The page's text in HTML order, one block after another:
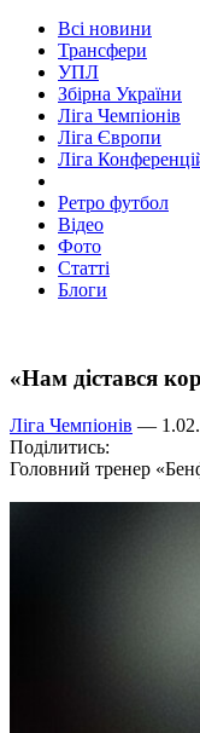
Всі новини
Трансфери
УПЛ
Збірна України
Ліга Чемпіонів
Ліга Європи
Ліга
Ретро футбол
Відео
Фото
Статті
Блоги
«Нам дістався
Ліга Чемпіонів —
Поділитись:
Головний тренер